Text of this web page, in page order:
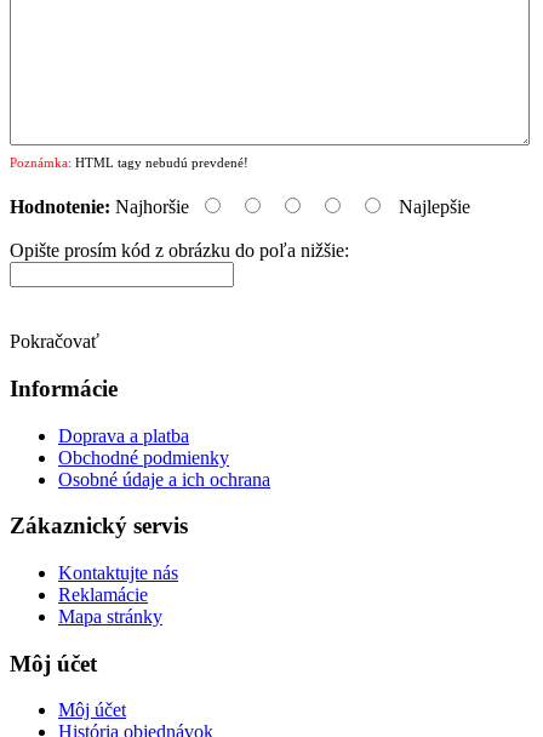
Poznámka: HTML tagy nebudú prevdené!
Hodnotenie: Najhoršie Najlepšie
Opište prosím kód z obrázku do poľa nižšie:
Pokračovať
Informácie
Doprava a platba
Obchodné podmienky
Osobné údaje a ich ochrana
Zákaznický servis
Kontaktujte nás
Reklamácie
Mapa stránky
Môj účet
Môj účet
História objednávok